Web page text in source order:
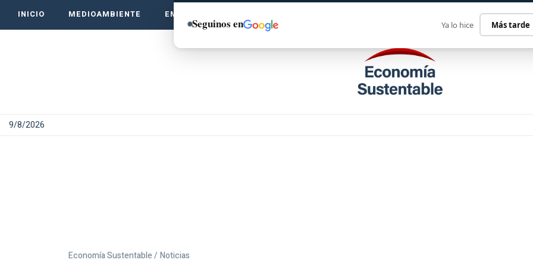
INICIO MEDIOAMBIENTE EMPRENDE VERDE
9/8/2026
Economía Sustentable / Noticias
Seguinos en Ya lo hice Más tarde